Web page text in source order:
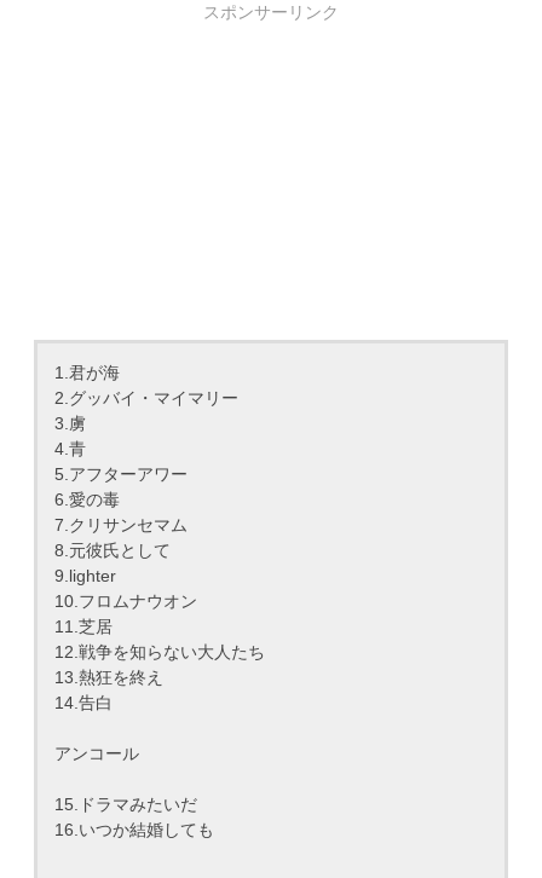
スポンサーリンク
1.君が海
2.グッバイ・マイマリー
3.虜
4.青
5.アフターアワー
6.愛の毒
7.クリサンセマム
8.元彼氏として
9.lighter
10.フロムナウオン
11.芝居
12.戦争を知らない大人たち
13.熱狂を終え
14.告白
アンコール
15.ドラマみたいだ
16.いつか結婚しても